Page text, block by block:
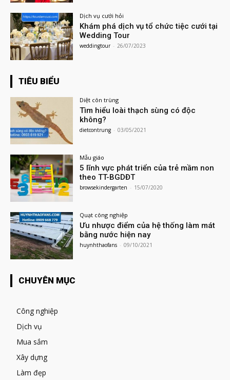
Dịch vụ cưới hỏi
Khám phá dịch vụ tổ chức tiệc cưới tại
Wedding Tour
weddingtour - 26/07/2023
TIÊU BIỂU
Diệt côn trùng
Tìm hiểu loài thạch sùng có độc
không?
dietcontrung - 03/05/2021
Mẫu giáo
5 lĩnh vực phát triển của trẻ mầm non
theo TT-BGDĐT
browsekindergarten - 15/07/2020
Quạt công nghiệp
Ưu nhược điểm của hệ thống làm mát
bằng nước hiện nay
huynhthaofans - 09/10/2021
CHUYÊN MỤC
Công nghiệp
Dịch vụ
Mua sắm
Xây dựng
Làm đẹp